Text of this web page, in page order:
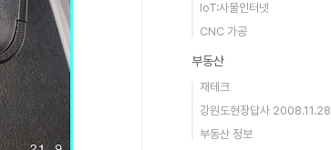
IoT:사물인터넷
CNC 가공
부동산
재테크
강원도현장답사 2008.11.28
부동산 정보